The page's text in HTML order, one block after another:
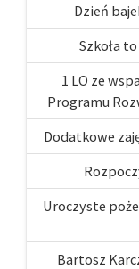
Dzień
Szkoła
1 LO ze
Programu
Dodatkowe
Uroczyste
Bartosz